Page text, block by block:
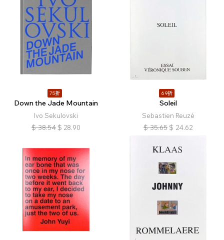
75折
Down the Jade Mountain
Ivo Sekulovski
$ 38.54 $ 28.90
69折
Soleil
Sebastien Reuzé
$ 35.65 $ 24.62